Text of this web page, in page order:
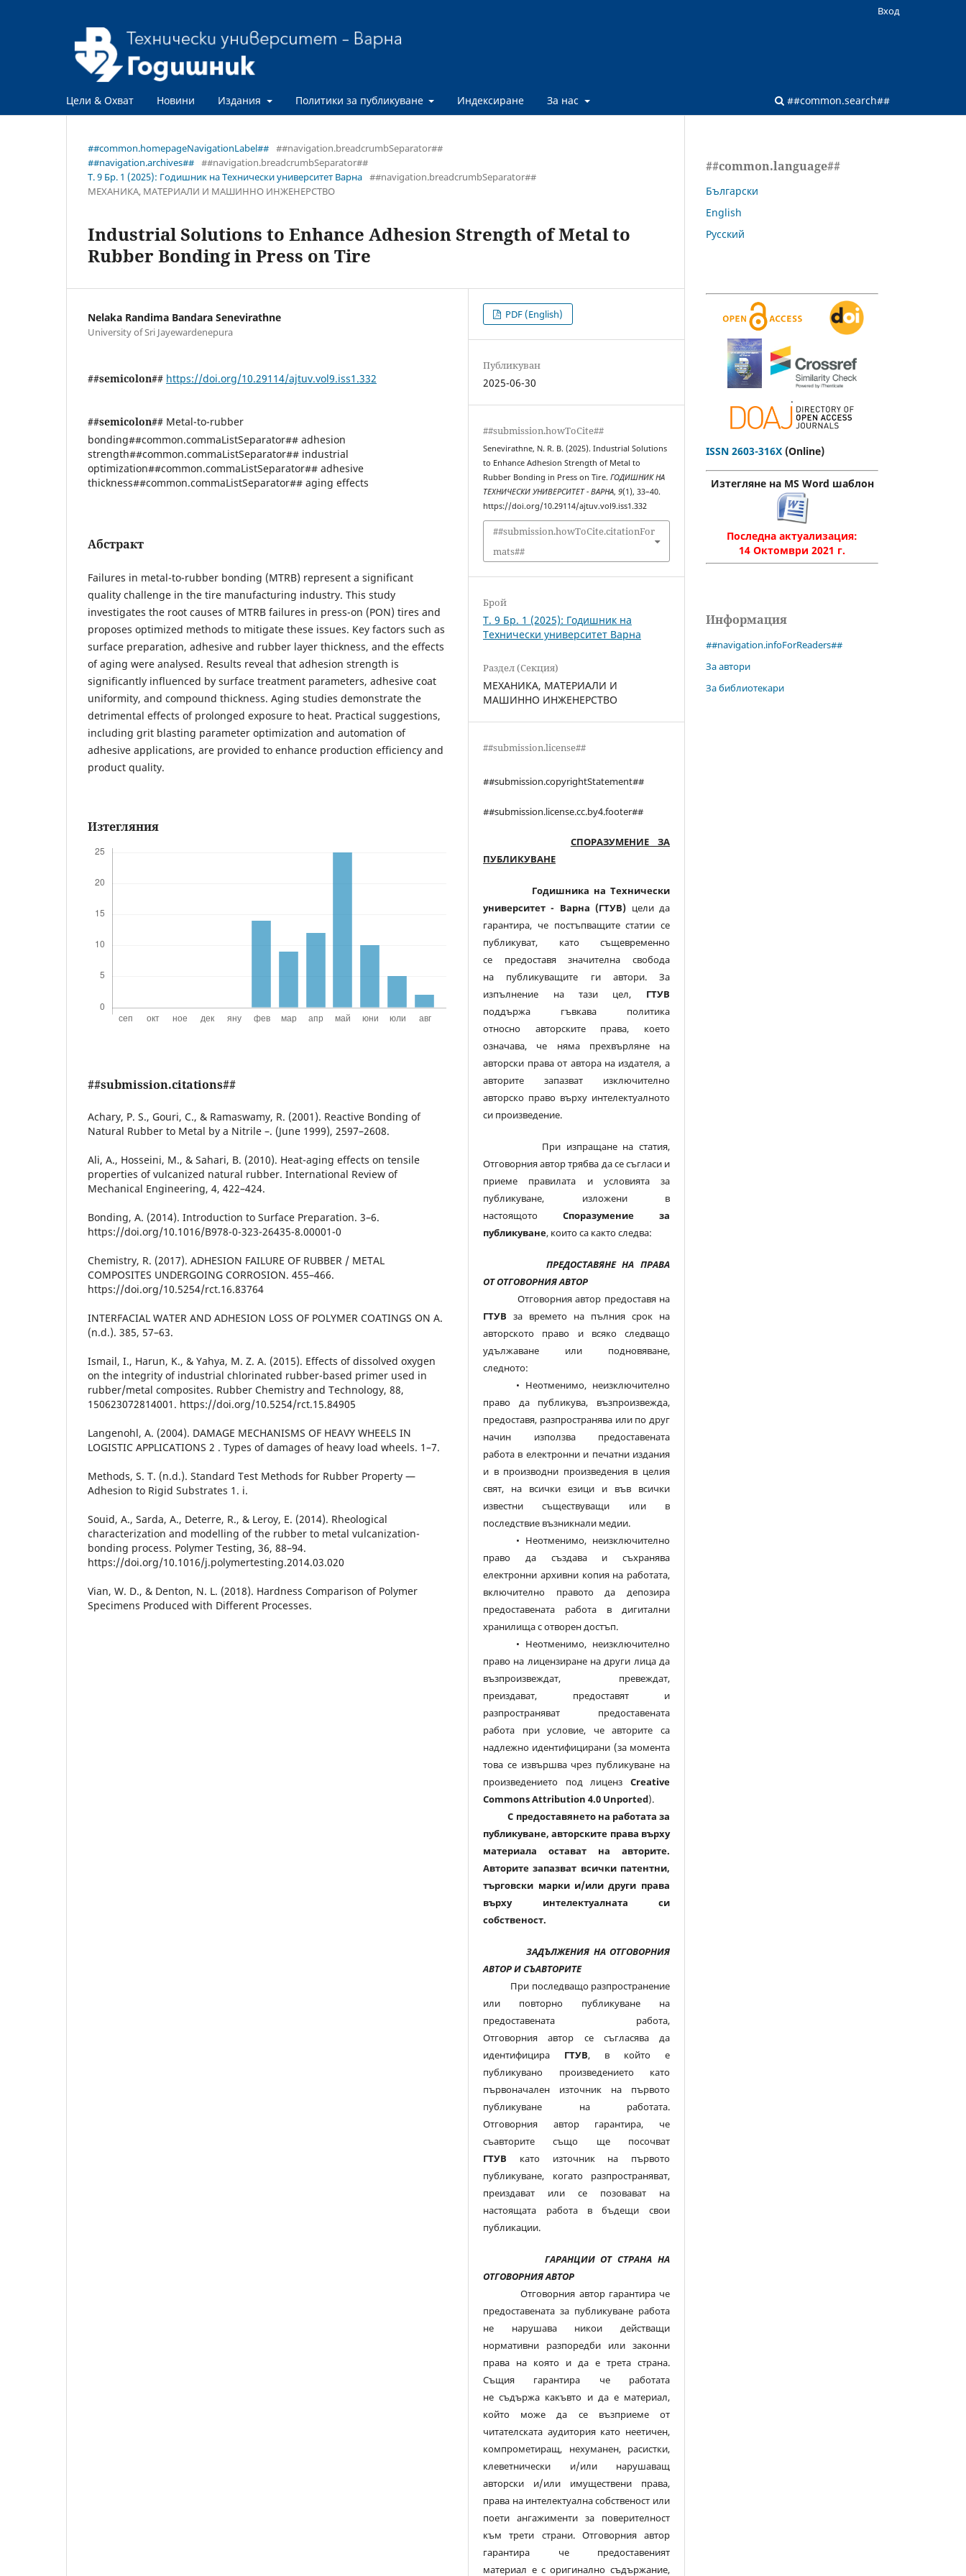
Цели & Охват Новини Издания Политики за публикуване Индексиране За нас ##common.search##
Вход
##common.homepageNavigationLabel## ##navigation.breadcrumbSeparator##
##navigation.archives## ##navigation.breadcrumbSeparator##
Т. 9 Бр. 1 (2025): Годишник на Технически университет Варна ##navigation.breadcrumbSeparator##
МЕХАНИКА, МАТЕРИАЛИ И МАШИННО ИНЖЕНЕРСТВО
Industrial Solutions to Enhance Adhesion Strength of Metal to
Rubber Bonding in Press on Tire
Nelaka Randima Bandara Senevirathne
University of Sri Jayewardenepura
##semicolon## https://doi.org/10.29114/ajtuv.vol9.iss1.332
##semicolon## Metal-to-rubber
bonding##common.commaListSeparator## adhesion
strength##common.commaListSeparator## industrial
optimization##common.commaListSeparator## adhesive
thickness##common.commaListSeparator## aging effects
Абстракт
Failures in metal-to-rubber bonding (MTRB) represent a significant
quality challenge in the tire manufacturing industry. This study
investigates the root causes of MTRB failures in press-on (PON) tires and
proposes optimized methods to mitigate these issues. Key factors such as
surface preparation, adhesive and rubber layer thickness, and the effects
of aging were analysed. Results reveal that adhesion strength is
significantly influenced by surface treatment parameters, adhesive coat
uniformity, and compound thickness. Aging studies demonstrate the
detrimental effects of prolonged exposure to heat. Practical suggestions,
including grit blasting parameter optimization and automation of
adhesive applications, are provided to enhance production efficiency and
product quality.
Изтегляния
##submission.citations##
Achary, P. S., Gouri, C., & Ramaswamy, R. (2001). Reactive Bonding of
Natural Rubber to Metal by a Nitrile –. (June 1999), 2597–2608.
Ali, A., Hosseini, M., & Sahari, B. (2010). Heat-aging effects on tensile
properties of vulcanized natural rubber. International Review of
Mechanical Engineering, 4, 422–424.
Bonding, A. (2014). Introduction to Surface Preparation. 3–6.
https://doi.org/10.1016/B978-0-323-26435-8.00001-0
Chemistry, R. (2017). ADHESION FAILURE OF RUBBER / METAL
COMPOSITES UNDERGOING CORROSION. 455–466.
https://doi.org/10.5254/rct.16.83764
INTERFACIAL WATER AND ADHESION LOSS OF POLYMER COATINGS ON A.
(n.d.). 385, 57–63.
Ismail, I., Harun, K., & Yahya, M. Z. A. (2015). Effects of dissolved oxygen
on the integrity of industrial chlorinated rubber-based primer used in
rubber/metal composites. Rubber Chemistry and Technology, 88,
150623072814001. https://doi.org/10.5254/rct.15.84905
Langenohl, A. (2004). DAMAGE MECHANISMS OF HEAVY WHEELS IN
LOGISTIC APPLICATIONS 2 . Types of damages of heavy load wheels. 1–7.
Methods, S. T. (n.d.). Standard Test Methods for Rubber Property —
Adhesion to Rigid Substrates 1. i.
Souid, A., Sarda, A., Deterre, R., & Leroy, E. (2014). Rheological
characterization and modelling of the rubber to metal vulcanization-
bonding process. Polymer Testing, 36, 88–94.
https://doi.org/10.1016/j.polymertesting.2014.03.020
Vian, W. D., & Denton, N. L. (2018). Hardness Comparison of Polymer
Specimens Produced with Different Processes.
PDF (English)
Публикуван
2025-06-30
##submission.howToCite##
Senevirathne, N. R. B. (2025). Industrial Solutions
to Enhance Adhesion Strength of Metal to
Rubber Bonding in Press on Tire.ГОДИШНИК НА
ТЕХНИЧЕСКИ УНИВЕРСИТЕТ - ВАРНА,9(1), 33–40.
https://doi.org/10.29114/ajtuv.vol9.iss1.332
##submission.howToCite.citationFor
mats##
Брой
Т. 9 Бр. 1 (2025): Годишник на
Технически университет Варна
Раздел (Секция)
МЕХАНИКА, МАТЕРИАЛИ И
МАШИННО ИНЖЕНЕРСТВО
##submission.license##
##submission.copyrightStatement##
##submission.license.cc.by4.footer##
СПОРАЗУМЕНИЕ ЗА
ПУБЛИКУВАНЕ
Годишника на Технически
университет - Варна (ГТУВ) цели да
гарантира, че постъпващите статии се
публикуват, като същевременно
се предоставя значителна свобода
на публикуващите ги автори. За
изпълнение на тази цел, ГТУВ
поддържа гъвкава политика
относно авторските права, което
означава, че няма прехвърляне на
авторски права от автора на издателя, а
авторите запазват изключително
авторско право върху интелектуалното
си произведение.
При изпращане на статия,
Отговорния автор трябва да се съгласи и
приеме правилата и условията за
публикуване, изложени в
настоящото Споразумение за
публикуване, които са както следва:
ПРЕДОСТАВЯНЕ НА ПРАВА
ОТ ОТГОВОРНИЯ АВТОР
Отговорния автор предоставя на
ГТУВ за времето на пълния срок на
авторското право и всяко следващо
удължаване или подновяване,
следното:
• Неотменимо, неизключително
право да публикува, възпроизвежда,
предоставя, разпространява или по друг
начин използва предоставената
работа в електронни и печатни издания
и в производни произведения в целия
свят, на всички езици и във всички
известни съществуващи или в
последствие възникнали медии.
• Неотменимо, неизключително
право да създава и съхранява
електронни архивни копия на работата,
включително правото да депозира
предоставената работа в дигитални
хранилища с отворен достъп.
• Неотменимо, неизключително
право на лицензиране на други лица да
възпроизвеждат, превеждат,
преиздават, предоставят и
разпространяват предоставената
работа при условие, че авторите са
надлежно идентифицирани (за момента
това се извършва чрез публикуване на
произведението под лиценз Creative
Commons Attribution 4.0 Unported).
С предоставянето на работата за
публикуване, авторските права върху
материала остават на авторите.
Авторите запазват всички патентни,
търговски марки и/или други права
върху интелектуалната си
собственост.
ЗАДЪЛЖЕНИЯ НА ОТГОВОРНИЯ
АВТОР И СЪАВТОРИТЕ
При последващо разпространение
или повторно публикуване на
предоставената работа,
Отговорния автор се съгласява да
идентифицира ГТУВ, в който е
публикувано произведението като
първоначален източник на първото
публикуване на работата.
Отговорния автор гарантира, че
съавторите също ще посочват
ГТУВ като източник на първото
публикуване, когато разпространяват,
преиздават или се позовават на
настоящата работа в бъдещи свои
публикации.
ГАРАНЦИИ ОТ СТРАНА НА
ОТГОВОРНИЯ АВТОР
Отговорния автор гарантира че
предоставената за публикуване работа
не нарушава никои действащи
нормативни разпоредби или законни
права на която и да е трета страна.
Същия гарантира че работата
не съдържа какъвто и да е материал,
който може да се възприеме от
читателската аудитория като неетичен,
компрометиращ, нехуманен, расистки,
клеветнически и/или нарушаващ
авторски и/или имуществени права,
права на интелектуална собственост или
поети ангажименти за поверителност
към трети страни. Отговорния автор
гарантира че предоставеният
материал е с оригинално съдържание,
##common.language##
Български
English
Русский
.
ISSN 2603-316X (Online)
Изтегляне на MS Word шаблон
Последна актуализация:
14 Октомври 2021 г.
Информация
##navigation.infoForReaders##
За автори
За библиотекари